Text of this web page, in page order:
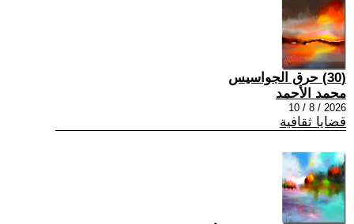
(30) حرق الجواسيس
محمد الأحمد
2026 / 8 / 10
قضايا ثقافية